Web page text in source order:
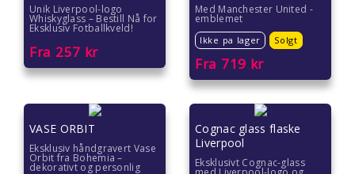
Romantiske gaver
Gave under 2000 kr
Gave under 1000 kr
Gave under 500 kr
Unik Liverpool-logo
Whiskyglass – Bestill Nå for
Eksklusiv Fotballkveld!
Fra 257 kr
Med Manchester United -
emblemet
Ikke pa lager Solgt
Fra 719 kr
VASE ORBIT
Eksklusiv håndgravert Vase
Orbit fra Bohemia –
dekorativt og personlig
Cognac glass flaske
Liverpool
Eksklusivt Cognac-glass